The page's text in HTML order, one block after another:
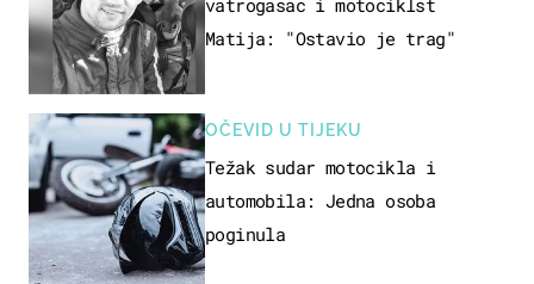
vatrogasac i motociklst
Matija: "Ostavio je trag"
OČEVID U TIJEKU
Težak sudar motocikla i
automobila: Jedna osoba
poginula